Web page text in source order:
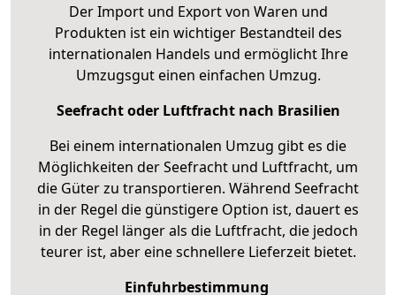
Der Import und Export von Waren und
Produkten ist ein wichtiger Bestandteil des
internationalen Handels und ermöglicht Ihre
Umzugsgut einen einfachen Umzug.
Seefracht oder Luftfracht nach Brasilien
Bei einem internationalen Umzug gibt es die
Möglichkeiten der Seefracht und Luftfracht, um
die Güter zu transportieren. Während Seefracht
in der Regel die günstigere Option ist, dauert es
in der Regel länger als die Luftfracht, die jedoch
teurer ist, aber eine schnellere Lieferzeit bietet.
Einfuhrbestimmung